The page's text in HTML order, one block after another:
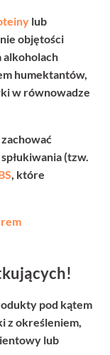
lub
objętości
alkoholach
humektantów,
w równowadze
zachować
(tzw.
, które
pod kątem
z określeniem,
lub